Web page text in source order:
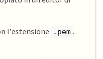
l'estensione
.pem .